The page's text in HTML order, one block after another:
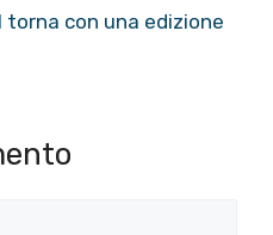
torna con una edizione